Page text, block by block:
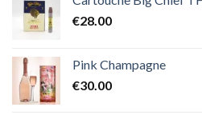
€28.00
Pink Champagne
€30.00